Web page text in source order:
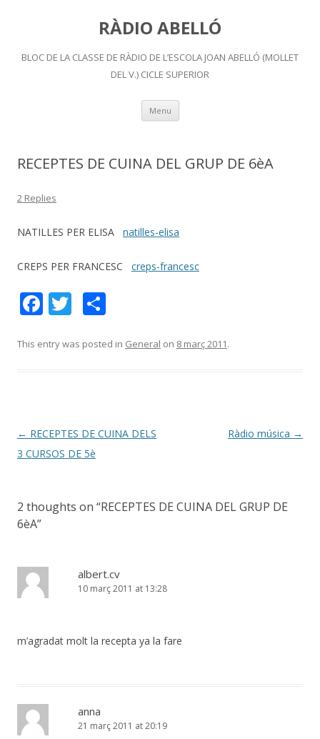
RÀDIO ABELLÓ
BLOC DE LA CLASSE DE RÀDIO DE L’ESCOLA JOAN ABELLÓ (MOLLET
DEL V.) CICLE SUPERIOR
Menu Skip
content
RECEPTES DE CUINA DEL GRUP DE 6èA
2 Replies
NATILLES PER ELISA natilles-elisa
CREPS PER FRANCESC creps-francesc
F
e
k
T
itt m
ix
This entry was posted in General on 8 març 2011.
Post
navigation
← RECEPTES DE CUINA DELS
3 CURSOS DE 5è
Ràdio música →
2 thoughts on “RECEPTES DE CUINA DEL GRUP DE
6èA”
albert.cv
10 març 2011 at 13:28
m’agradat molt la recepta ya la fare
anna
21 març 2011 at 20:19